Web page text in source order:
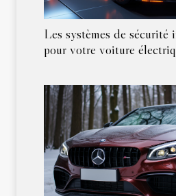
Les systèmes de sécurité
pour votre voiture